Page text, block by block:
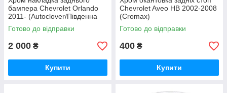
бампера Chevrolet Orlando
2011- (Autoclover/Південна
Корея)
Готово до відправки
2 000 ₴
Купити
Chevrolet Aveo HB 2002-2008
(Cromax)
Готово до відправки
400 ₴
Купити